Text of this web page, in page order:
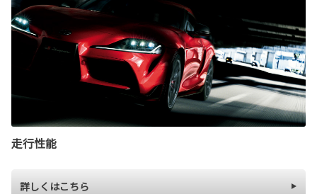
走行性能
詳しくはこちら